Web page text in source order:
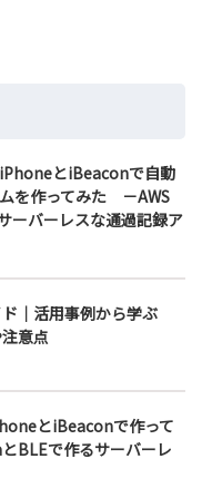
とiBeaconで自動
を作ってみた －AWS
ーバーレスな通過記録ア
｜活用事例から学ぶ
意点
とiBeaconで作って
BLEで作るサーバーレ